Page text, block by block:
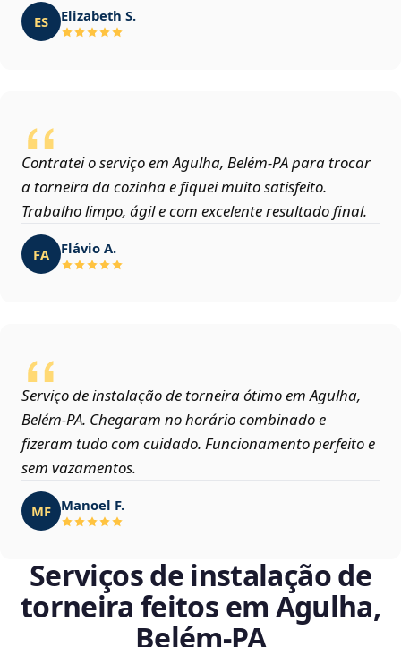
ES Elizabeth S.
Contratei o serviço em Agulha, Belém‑PA para trocar
a torneira da cozinha e fiquei muito satisfeito.
Trabalho limpo, ágil e com excelente resultado final.
FA Flávio A.
Serviço de instalação de torneira ótimo em Agulha,
Belém‑PA. Chegaram no horário combinado e
fizeram tudo com cuidado. Funcionamento perfeito e
sem vazamentos.
MF Manoel F.
Serviços de instalação de
torneira feitos em Agulha,
Belém‑PA